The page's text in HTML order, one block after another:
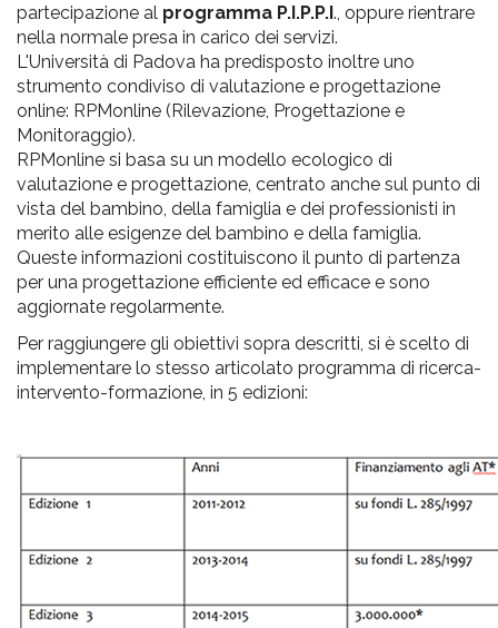
partecipazione al programma P.I.P.P.I., oppure rientrare
nella normale presa in carico dei servizi.
L'Università di Padova ha predisposto inoltre uno
strumento condiviso di valutazione e progettazione
online: RPMonline (Rilevazione, Progettazione e
Monitoraggio).
RPMonline si basa su un modello ecologico di
valutazione e progettazione, centrato anche sul punto di
vista del bambino, della famiglia e dei professionisti in
merito alle esigenze del bambino e della famiglia.
Queste informazioni costituiscono il punto di partenza
per una progettazione efficiente ed efficace e sono
aggiornate regolarmente.
Per raggiungere gli obiettivi sopra descritti, si è scelto di
implementare lo stesso articolato programma di ricerca-
intervento-formazione, in 5 edizioni: